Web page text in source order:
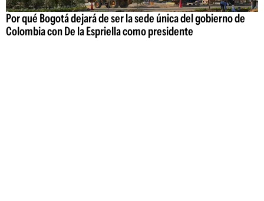
Por qué Bogotá dejará de ser la sede única del gobierno de
Colombia con De la Espriella como presidente